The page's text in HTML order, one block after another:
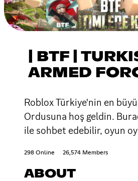
| BTF |
ARMED
Roblox Türkiye'nin en
Ordusuna hoş geldin.
ile sohbet edebilir, oyun
298 Online 26,574 Members
ABOUT